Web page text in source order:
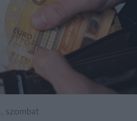
szombat